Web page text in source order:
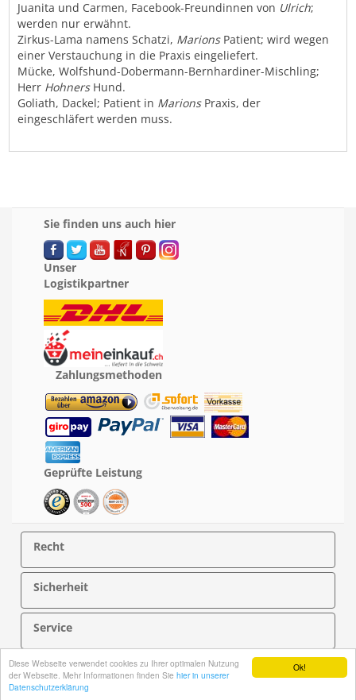
Ok!
Diese Webseite verwendet cookies zu Ihrer optimalen Nutzung
der Webseite. Mehr Informationen finden Sie hier in unserer
Datenschutzerklärung
Juanita und Carmen, Facebook-Freundinnen von Ulrich;
werden nur erwähnt.
Zirkus-Lama namens Schatzi, Marions Patient; wird wegen
einer Verstauchung in die Praxis eingeliefert.
Mücke, Wolfshund-Dobermann-Bernhardiner-Mischling;
Herr Hohners Hund.
Goliath, Dackel; Patient in Marions Praxis, der
eingeschläfert werden muss.
Sie finden uns auch hier
Unser
Logistikpartner
Zahlungsmethoden
Geprüfte Leistung
Recht
Sicherheit
Service
Über PersonalNOVEL